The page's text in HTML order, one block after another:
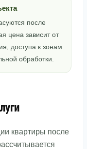
после
цена зависит от
доступа к зонам
обработки.
квартиры после